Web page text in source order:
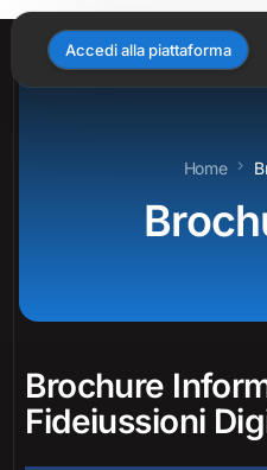
Accedi alla piattaforma
Home
Brochure
Fideiussioni